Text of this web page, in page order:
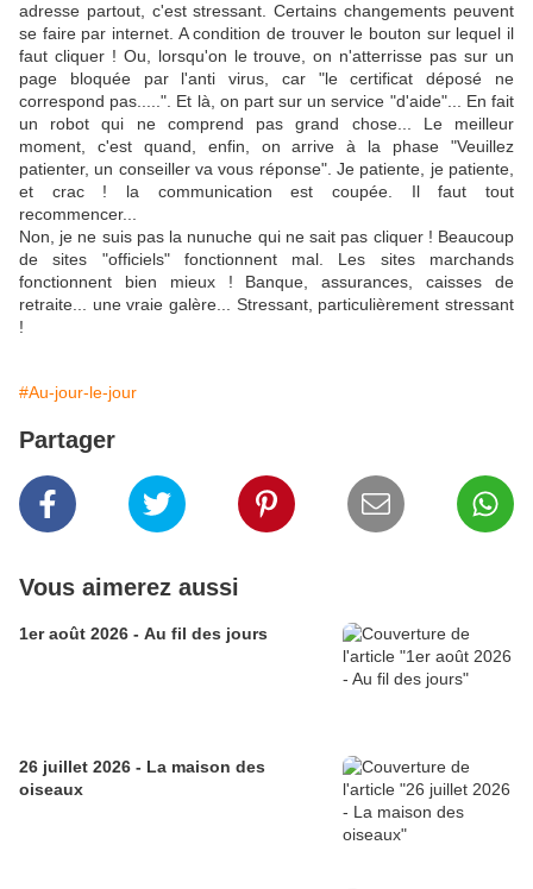
adresse partout, c'est stressant. Certains changements peuvent
se faire par internet. A condition de trouver le bouton sur lequel il
faut cliquer ! Ou, lorsqu'on le trouve, on n'atterrisse pas sur un
page bloquée par l'anti virus, car "le certificat déposé ne
correspond pas.....". Et là, on part sur un service "d'aide"... En fait
un robot qui ne comprend pas grand chose... Le meilleur
moment, c'est quand, enfin, on arrive à la phase "Veuillez
patienter, un conseiller va vous réponse". Je patiente, je patiente,
et crac ! la communication est coupée. Il faut tout
recommencer...
Non, je ne suis pas la nunuche qui ne sait pas cliquer ! Beaucoup
de sites "officiels" fonctionnent mal. Les sites marchands
fonctionnent bien mieux ! Banque, assurances, caisses de
retraite... une vraie galère... Stressant, particulièrement stressant
!
#Au-jour-le-jour
Partager
Vous aimerez aussi
1er août 2026 - Au fil des jours
26 juillet 2026 - La maison des
oiseaux